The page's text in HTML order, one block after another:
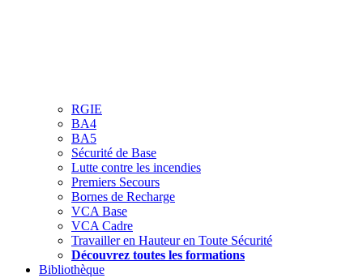
RGIE
BA4
BA5
Sécurité de Base
Lutte contre les incendies
Premiers Secours
Bornes de Recharge
VCA Base
VCA Cadre
Travailler en Hauteur en Toute Sécurité
Découvrez toutes les formations
Bibliothèque